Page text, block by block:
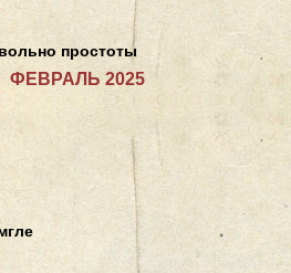
простоты
ФЕВРАЛЬ 2025